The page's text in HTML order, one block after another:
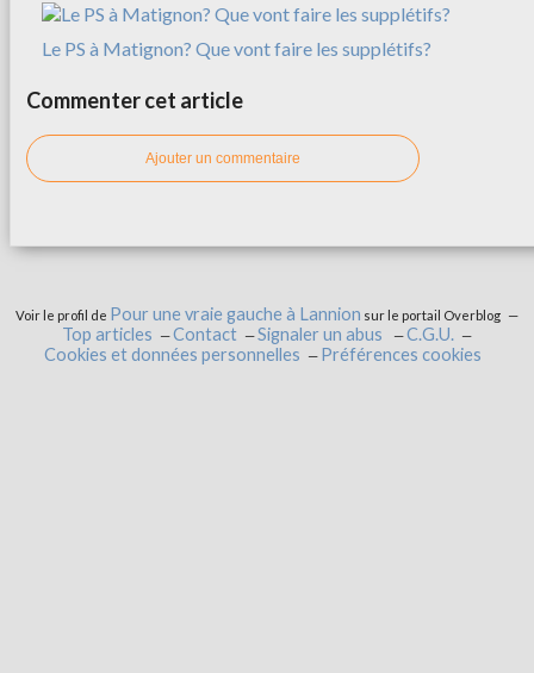
Le PS à Matignon? Que vont faire les supplétifs?
Commenter cet article
Ajouter un commentaire
Voir le profil de Pour une vraie gauche à Lannion sur le portail Overblog
Top articles Contact Signaler un abus
C.G.U.
Cookies et données personnelles
Préférences cookies